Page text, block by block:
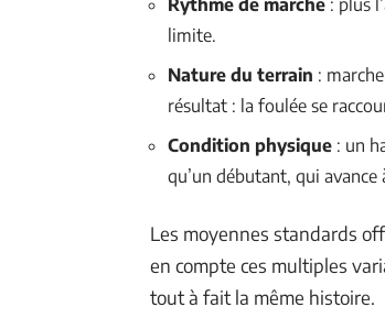
limite.
Nature du terrain :
résultat : la foulée se
Condition physique : un
qu’un débutant, qui
Les moyennes standards
en compte ces multiples
tout à fait la même histoire.